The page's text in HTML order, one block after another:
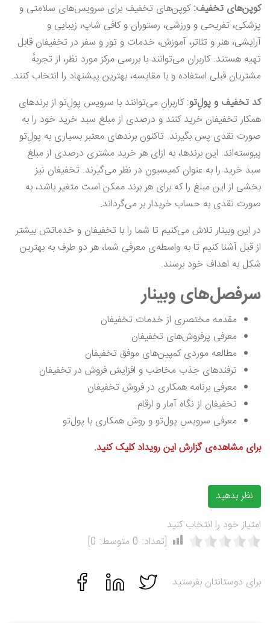
کوپن‌های تخفیف:کوپن‌های تخفیف برای سرویس‌های سلامتی و
پزشکی، تفریحی و ورزشی، رستوران و کافی شاپ، زیبایی و
آرایشی، هنر و تئاتر، آموزش، خدمات و تور و سفر در تخفیفان قابل
تهیه هستند. کاربران می‌توانند با بررسی مرکز مورد نظر، از تجربهٔ
مشتریان قبلی استفاده و با مقایسه، بهترین پیشنهاد را انتخاب کنند.
کد تخفیف و پولِ‌تو: کاربران می‌توانند با سرویس پولِ‌تو از برندهای
همکار تخفیفان خرید کنند و درصدی از مبلغ سبد خرید خود را به
صورت نقدی پس بگیرند. تاکنون برندهای معتبر بسیاری به پولِ‌تو
پیوسته‌اند. این برندها، به ازای هر خرید مشتری درصدی از مبلغ
سبد خرید را به عنوان کمیسیون در نظر می‌گیرند. تخفیفان نیز
بخشی از این مبلغ را که برای هر برند ممکن است متغیر باشد، به
صورت نقدی به حساب خریدار بر می‌گرداند.
در این وبینار تلاش می‌کنیم تا شما را با تخفیفان و خدماتش بیشتر
از قبل آشنا کنیم تا به واسطه‌ی معرفی شما، هر دو طرف به بهترین
شکل به اهداف خود برسند.
سرفصل‌های وبینار
مقدمه مختصری از خدمات تخفیفان
معرفی پرفروش‌های تخفیفان
مطالعه موردی کمپین‌های موفق تخفیفان
ترفند‌های جذب مخاطب و افزایش فروش در تخفیفان
معرفی برنامه همکاری در فروش تخفیفان
تخفیفان از نگاه آمار و ارقام
معرفی سرویس پول‌تو و روش همکاری با پول‌تو
برای مشاهده‌ی گزارش این رویداد کلیک کنید.
نظر بدهید
امتیاز خود را انتخاب کنید
[تعداد: 0 متوسط: 0
]
برای دوستانتان بفرستید